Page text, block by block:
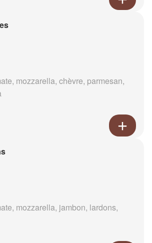
mozzarella, chèvre, parmesan,
mozzarella, jambon, lardons,